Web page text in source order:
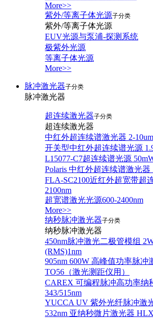
More>>
紫外/等离子体光源子分类
紫外/等离子体光源
EUV光源与泵浦-探测系统
极紫外光源
等离子体光源
More>>
脉冲激光器子分类
脉冲激光器
超连续激光器子分类
超连续激光器
中红外超连续谱激光器 2-
开关型中红外超连续谱光源
L15077-C7超连续谱光源
Polaris 中红外超连续谱激光器
FLA-SC2100近红外超宽带超
2100nm
超宽谱激光光源600-2400nm
More>>
纳秒脉冲激光器子分类
纳秒脉冲激光器
450nm脉冲激光二极管模组
(RMS)1nm
905nm 600W 高峰值功率脉冲
TO56（激光测距仪用）
CAREX 可编程脉冲高功率纳
343/515nm
YUCCA UV 紫外光纤脉冲激
532nm 亚纳秒微片激光器